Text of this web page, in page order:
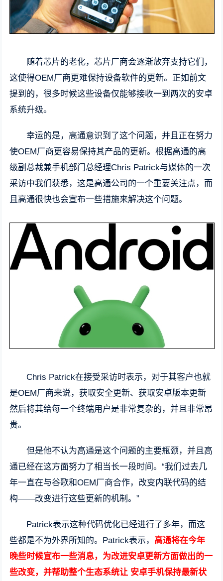
随着芯片的老化，芯片厂商会逐渐放弃支持它们，
这使得OEM厂商更难保持设备软件的更新。正如前文
提到的，很多时候这些设备仅能够接收一到两次的安卓
系统升级。
幸运的是，高通意识到了这个问题，并且正在努力
使OEM厂商更容易保持其产品的更新。根据高通的高
级副总裁兼手机部门总经理Chris Patrick与媒体的一次
采访中我们获悉，这是高通公司的一个重要关注点，而
且高通很快也会宣布一些措施来解决这个问题。
Chris Patrick在接受采访时表示，对于其客户也就
是OEM厂商来说，获取安全更新、获取安卓版本更新
然后将其给每一个终端用户是非常复杂的，并且非常昂
贵。
但是他不认为高通是这个问题的主要瓶颈，并且高
通已经在这方面努力了相当长一段时间。“我们过去几
年一直在与谷歌和OEM厂商合作，改变内联代码的结
构——改变进行这些更新的机制。”
Patrick表示这种代码优化已经进行了多年，而这
些都是不为外界所知的。Patrick表示， 高通将在今年
晚些时候宣布一些消息，为改进安卓更新方面做出的一
些改变，并帮助整个生态系统让 安卓手机保持最新状